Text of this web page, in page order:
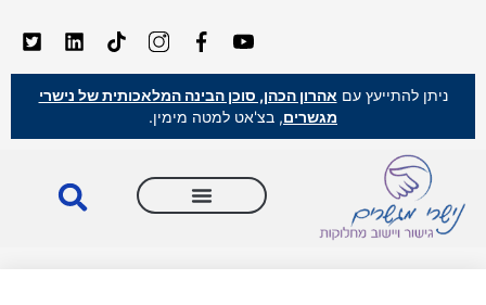
ניתן להתייעץ עם אהרון הכהן, סוכן הבינה המלאכותית של נישרי
מגשרים, בצ'אט למטה מימין.